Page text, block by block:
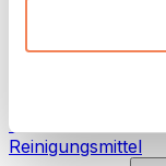
Rotlichttherapie
Waschmittel
Reinigungsmittel